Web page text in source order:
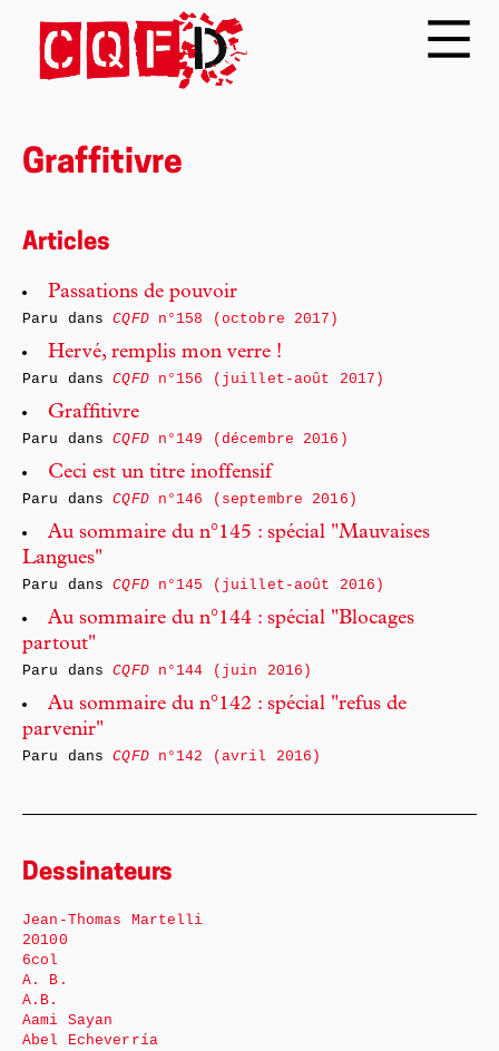
Graffitivre
Articles
Passations de pouvoir
Paru dansCQFDn°158 (octobre 2017)
Hervé, remplis mon verre !
Paru dansCQFDn°156 (juillet-août 2017)
Graffitivre
Paru dansCQFDn°149 (décembre 2016)
Ceci est un titre inoffensif
Paru dansCQFDn°146 (septembre 2016)
Au sommaire du n°145 : spécial "Mauvaises
Langues"
Paru dansCQFDn°145 (juillet-août 2016)
Au sommaire du n°144 : spécial "Blocages
partout"
Paru dansCQFDn°144 (juin 2016)
Au sommaire du n°142 : spécial "refus de
parvenir"
Paru dansCQFDn°142 (avril 2016)
Dessinateurs
Jean-Thomas Martelli
20100
6col
A. B.
A.B.
Aami Sayan
Abel Echeverría